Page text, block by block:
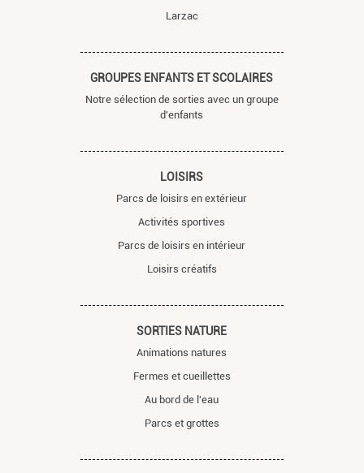
Larzac
GROUPES ENFANTS ET SCOLAIRES
Notre sélection de sorties avec un groupe
d'enfants
LOISIRS
Parcs de loisirs en extérieur
Activités sportives
Parcs de loisirs en intérieur
Loisirs créatifs
SORTIES NATURE
Animations natures
Fermes et cueillettes
Au bord de l'eau
Parcs et grottes